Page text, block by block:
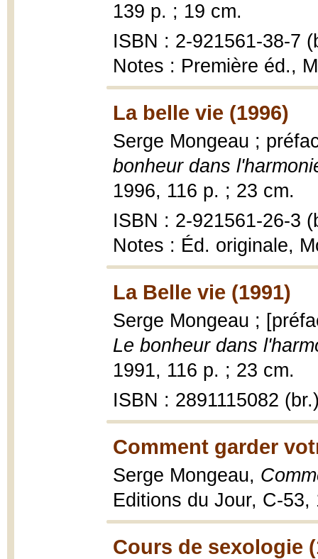
139 p. ; 19 cm.
ISBN : 2-921561-38-7
Notes : Première éd.,
La belle vie (1996)
Serge Mongeau ;
bonheur dans
1996, 116 p. ; 23 cm.
ISBN : 2-921561-26-3
Notes : Éd. originale,
La Belle vie (1991)
Serge Mongeau ;
Le bonheur dans
1991, 116 p. ; 23 cm.
ISBN : 2891115082
Comment garder
Serge Mongeau,
Editions du Jour, C-
Cours de sexologie